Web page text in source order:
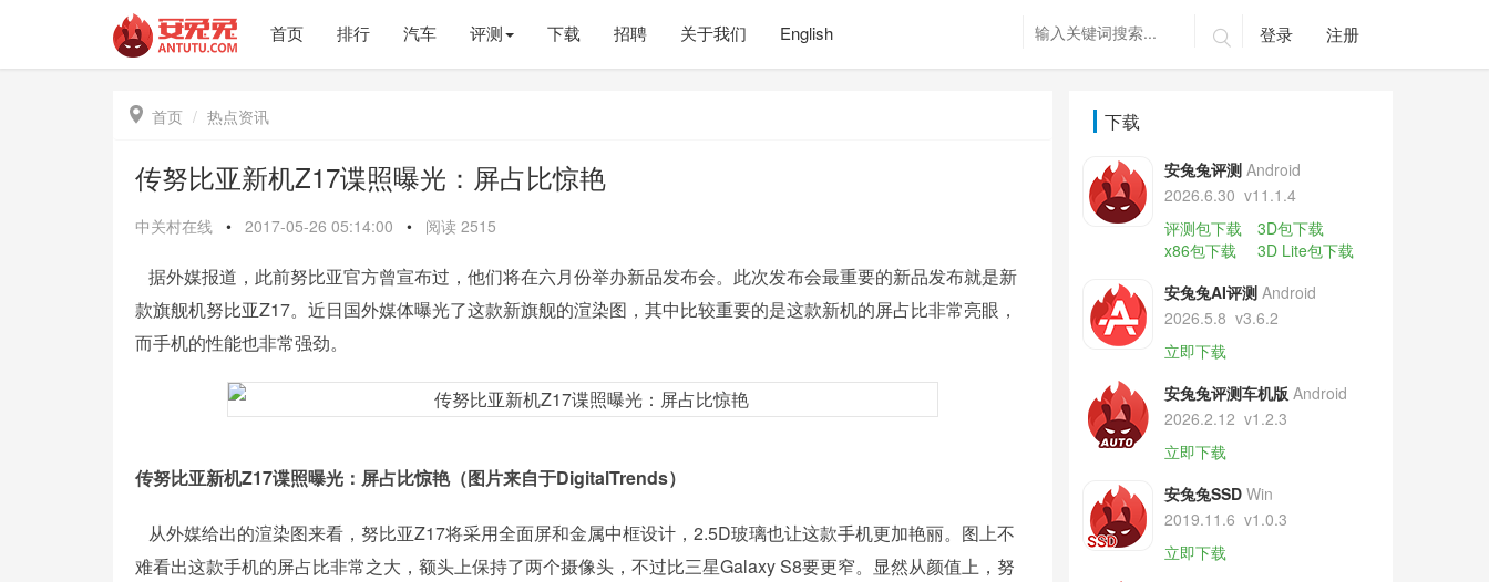
首页 排行 汽车 评测 下载 招聘 关于我们 English  登录 注册
 首页 热点资讯
传努比亚新机Z17谍照曝光：屏占比惊艳
中关村在线 • 2017-05-26 05:14:00 • 阅读 2515
据外媒报道，此前努比亚官方曾宣布过，他们将在六月份举办新品发布会。此次发布会最重要的新品发布就是新
款旗舰机努比亚Z17。近日国外媒体曝光了这款新旗舰的渲染图，其中比较重要的是这款新机的屏占比非常亮眼，
而手机的性能也非常强劲。
传努比亚新机Z17谍照曝光：屏占比惊艳（图片来自于DigitalTrends）
从外媒给出的渲染图来看，努比亚Z17将采用全面屏和金属中框设计，2.5D玻璃也让这款手机更加艳丽。图上不
难看出这款手机的屏占比非常之大，额头上保持了两个摄像头，不过比三星Galaxy S8要更窄。显然从颜值上，努
下载
安兔兔评测 Android
2026.6.30 v11.1.4
评测包下载
3D包下载
x86包下载
3D Lite包下载
安兔兔AI评测 Android
2026.5.8 v3.6.2
立即下载
安兔兔评测车机版 Android
2026.2.12 v1.2.3
立即下载
安兔兔SSD Win
2019.11.6 v1.0.3
立即下载